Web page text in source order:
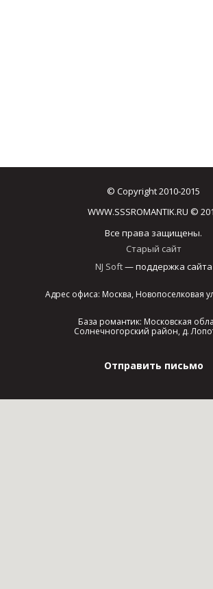
© Copyright 2010-2015
WWW.SSSROMANTIK.RU ©
Все права защищены.
Старый сайт
NJ Soft— поддержка сайта
Адрес офиса: Москва, Новопоселковая
База романтик: Московская
Солнечногорский район, д.
Отправить письмо